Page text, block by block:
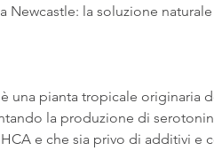
Newcastle: la soluzione
una pianta tropicale originaria
la produzione di
e che sia privo di additivi e